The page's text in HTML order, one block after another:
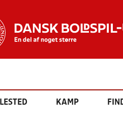
KAMP